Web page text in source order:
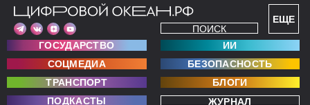
ЕЩЕ
ПОИСК
ГОСУДАРСТВО
ИИ
СОЦМЕДИА
БЕЗОПАСНОСТЬ
ТРАНСПОРТ
БЛОГИ
ПОДКАСТЫ
ЖУРНАЛ